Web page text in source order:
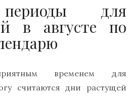
для
в августе по
временем для
считаются дни растущей